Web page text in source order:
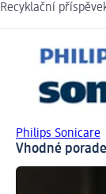
Recyklační
Philips Sonicare
Vhodné